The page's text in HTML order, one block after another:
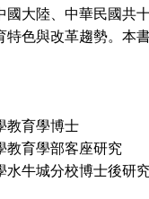
國大陸、中華民國共
特色與改革趨勢。本
教育學博士
學部客座研究
城分校博士後研究